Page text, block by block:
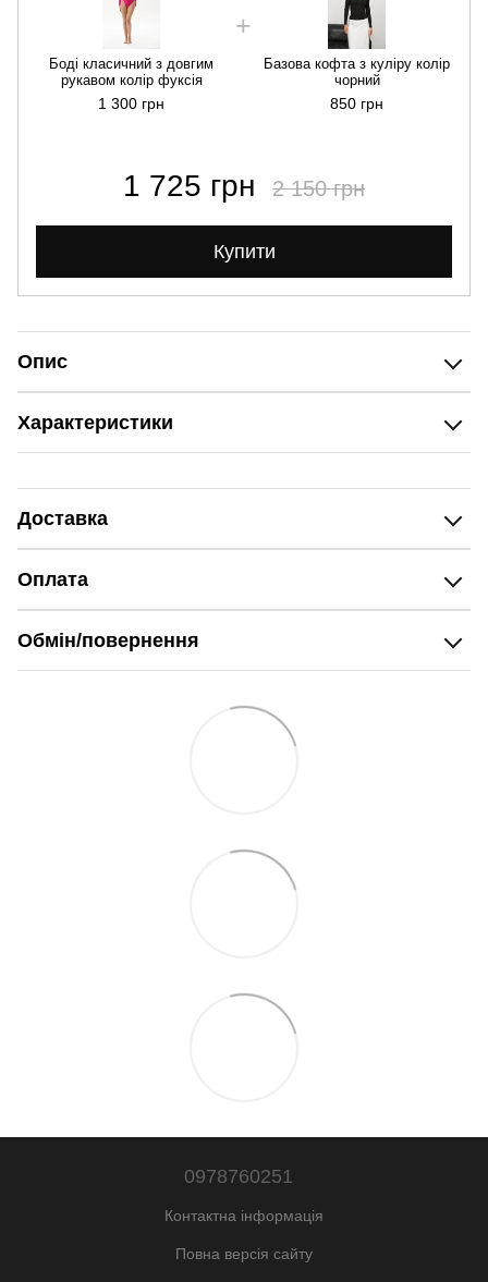
Боді класичний з довгим
рукавом колір фуксія
1 300 грн
Базова кофта з куліру колір
чорний
850 грн
1 725 грн 2 150 грн
Купити
Опис
Характеристики
Доставка
Оплата
Обмін/повернення
0978760251
Контактна інформація
Повна версія сайту